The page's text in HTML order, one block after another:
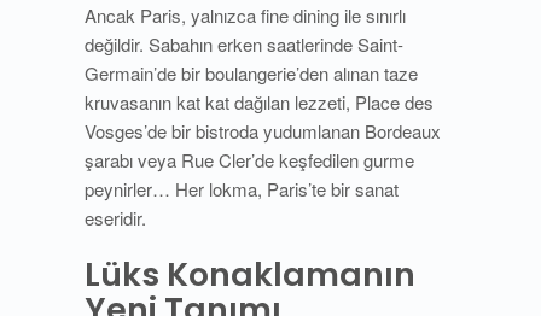
Ancak Paris, yalnızca fine dining ile sınırlı
değildir. Sabahın erken saatlerinde Saint-
Germain’de bir boulangerie’den alınan taze
kruvasanın kat kat dağılan lezzeti, Place des
Vosges’de bir bistroda yudumlanan Bordeaux
şarabı veya Rue Cler’de keşfedilen gurme
peynirler… Her lokma, Paris’te bir sanat
eseridir.
Lüks Konaklamanın